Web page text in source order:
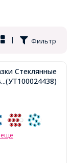
Фильтр
|
10x3.5мм,
...(УТ100024438)
еще